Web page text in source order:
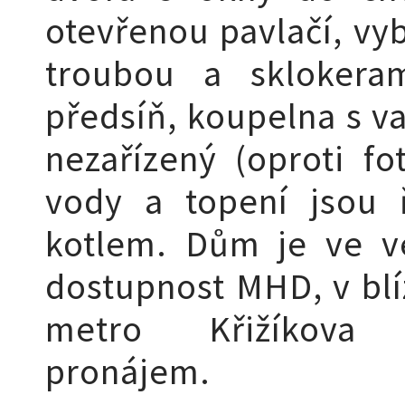
otevřenou pavlačí,
troubou a
předsíň, koupelna s
nezařízený (oproti
vody a topení jsou
kotlem. Dům je ve
dostupnost MHD, v
metro Křižíkova
pronájem.